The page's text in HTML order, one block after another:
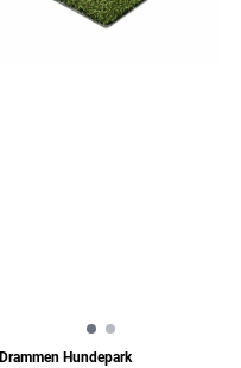
Drammen Hundepark